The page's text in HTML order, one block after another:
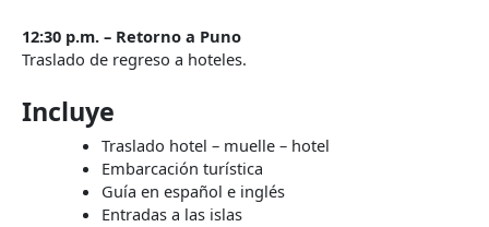
12:30 p.m. – Retorno a Puno
Traslado de regreso a hoteles.
Incluye
Traslado hotel – muelle – hotel
Embarcación turística
Guía en español e inglés
Entradas a las islas